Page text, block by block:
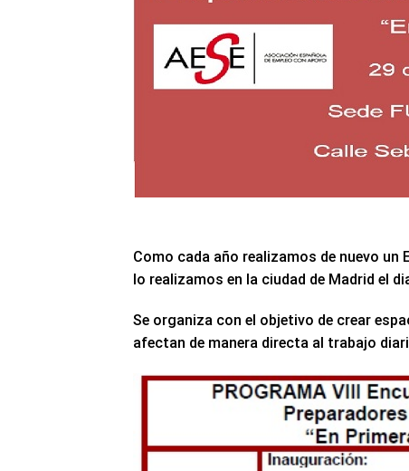
Como cada año realizamos de nuevo un
lo realizamos en la ciudad de Madrid el
Se organiza con el objetivo de crear
afectan de manera directa al trabajo